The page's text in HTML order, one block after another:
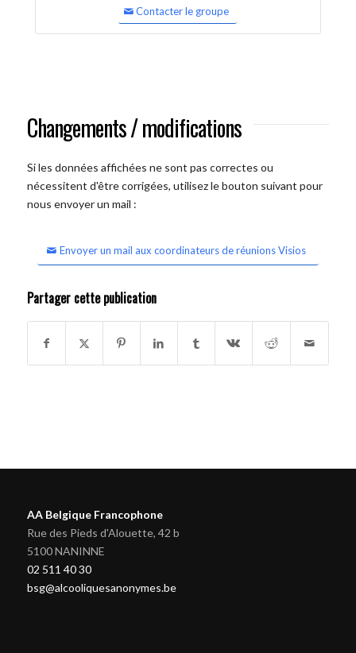
Contacter le groupe
Changements / modifications
Si les données affichées ne sont pas correctes ou
nécessitent d'être corrigées, utilisez le bouton suivant pour
nous envoyer un mail :
Envoyer un mail aux coordinateurs de réunions Visios
Partager cette publication
AA Belgique Francophone
Rue des Pieds d'Alouette, 42 b
5100 NANINNE
02 511 40 30
bsg@alcooliquesanonymes.be